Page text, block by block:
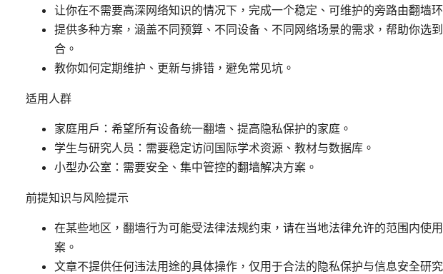
让你在不需要高深网络知识的情况下，完成一个稳定、可维护的旁路由翻墙环
提供多种方案，涵盖不同预算、不同设备、不同网络场景的需求，帮助你选
合。
教你如何定期维护、更新与排错，避免常见坑。
适用人群
家庭用户：希望所有设备统一翻墙、提高隐私保护的家庭。
学生与研究人员：需要稳定访问国际学术资源、教材与数据库。
小型办公室：需要安全、集中管控的翻墙解决方案。
前提知识与风险提示
在某些地区，翻墙行为可能受法律法规约束，请在当地法律允许的范围内使
案。
文章不提供任何违法用途的具体操作，仅用于合法的隐私保护与信息安全研究